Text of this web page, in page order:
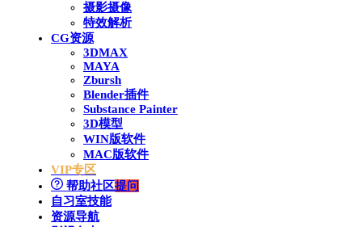
摄影摄像
特效解析
CG资源
3DMAX
MAYA
Zbursh
Blender插件
Substance Painter
3D模型
WIN版软件
MAC版软件
VIP专区
帮助社区提问
自习室技能
资源导航